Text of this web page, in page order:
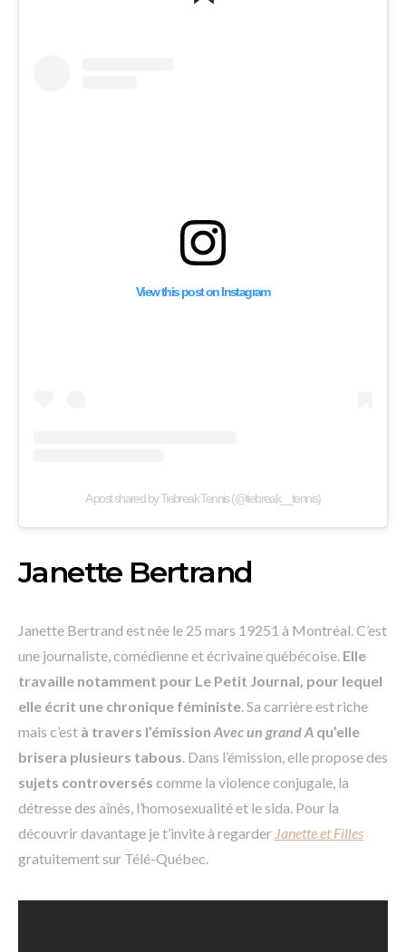
View this post on Instagram
A post shared by Tiebreak Tennis (@tiebreak__tennis)
Janette Bertrand
Janette Bertrand est née le 25 mars 19251 à Montréal. C’est
une journaliste, comédienne et écrivaine québécoise. Elle
travaille notamment pour Le Petit Journal, pour lequel
elle écrit une chronique féministe. Sa carrière est riche
mais c’est à travers l’émission Avec un grand A qu’elle
brisera plusieurs tabous. Dans l’émission, elle propose des
sujets controversés comme la violence conjugale, la
détresse des aînés, l’homosexualité et le sida. Pour la
découvrir davantage je t’invite à regarder Janette et Filles
gratuitement sur Télé-Québec.